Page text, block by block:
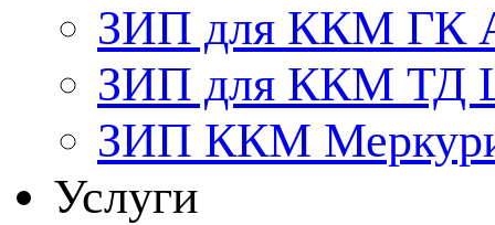
ЗИП для ККМ ГК
ЗИП для ККМ ТД
ЗИП ККМ
Услуги